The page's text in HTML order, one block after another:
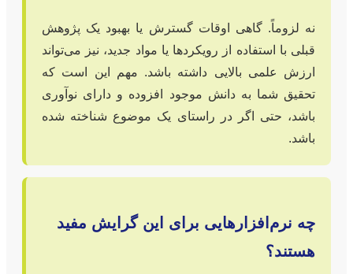
نه لزوماً. گاهی اوقات گسترش یا بهبود یک پژوهش
قبلی با استفاده از رویکردها یا مواد جدید، نیز می‌تواند
ارزش علمی بالایی داشته باشد. مهم این است که
تحقیق شما به دانش موجود افزوده و دارای نوآوری
باشد، حتی اگر در راستای یک موضوع شناخته شده
باشد.
چه نرم‌افزارهایی برای این گرایش مفید
هستند؟